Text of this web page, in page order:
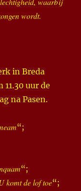
wordt.
in Breda
uur de
na Pasen.
“;
“;
komt de lof toe“;